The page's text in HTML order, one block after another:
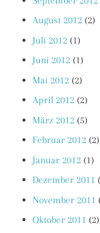
August 2012 (2)
Juli 2012 (1)
Juni 2012 (1)
Mai 2012 (2)
April 2012 (2)
März 2012 (5)
Februar 2012 (2)
Januar 2012 (1)
Dezember 2011
November 2011
Oktober 2011 (2)